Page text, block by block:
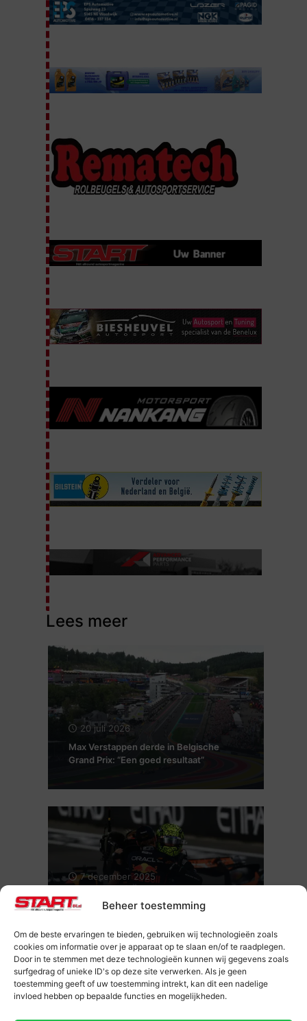
Beheer toestemming
Om de beste ervaringen te bieden, gebruiken wij technologieën zoals
cookies om informatie over je apparaat op te slaan en/of te raadplegen.
Door in te stemmen met deze technologieën kunnen wij gegevens zoals
surfgedrag of unieke ID's op deze site verwerken. Als je geen
toestemming geeft of uw toestemming intrekt, kan dit een nadelige
invloed hebben op bepaalde functies en mogelijkheden.
Lees meer
20 juli 2026
Max Verstappen derde in Belgische
Grand Prix: “Een goed resultaat”
7 december 2025
Max Verstappen wint GP Abu Dhabi,
Norris wereldkampioen: “Mogen trots